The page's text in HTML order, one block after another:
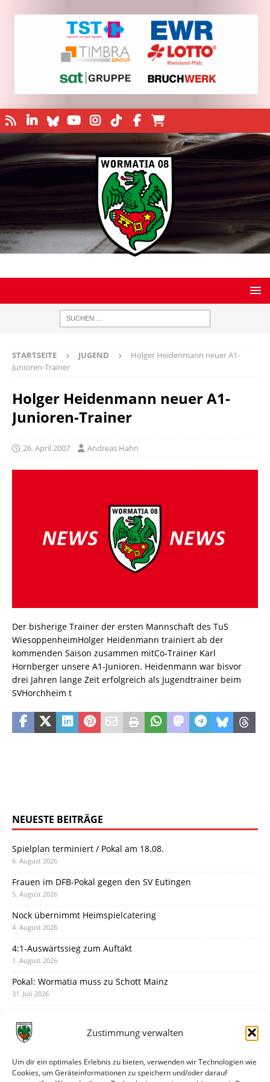
Zustimmung verwalten
Um dir ein optimales Erlebnis zu bieten, verwenden wir Technologien wie
Cookies, um Geräteinformationen zu speichern und/oder darauf
STARTSEITE JUGEND
Holger Heidenmann neuer A1-
Junioren-Trainer
Holger Heidenmann neuer A1-
Junioren-Trainer
26. April 2007 Andreas Hahn
Der bisherige Trainer der ersten Mannschaft des TuS
WiesoppenheimHolger Heidenmann trainiert ab der
kommenden Saison zusammen mitCo-Trainer Karl
Hornberger unsere A1-Junioren. Heidenmann war bisvor
drei Jahren lange Zeit erfolgreich als Jugendtrainer beim
SVHorchheim t
NEUESTE BEITRÄGE
Spielplan terminiert / Pokal am 18.08.
6. August 2026
Frauen im DFB-Pokal gegen den SV Eutingen
5. August 2026
Nock übernimmt Heimspielcatering
4. August 2026
4:1-Auswärtssieg zum Auftakt
1. August 2026
Pokal: Wormatia muss zu Schott Mainz
31. Juli 2026
30. Juli 2026
28. Juli 2026